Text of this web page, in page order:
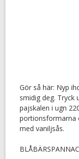
Gör så här: Nyp
smidig deg. Tryck
pajskalen i ugn
portionsformarna
med vaniljsås.